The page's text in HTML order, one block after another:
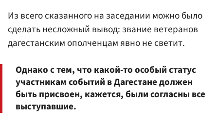
Из всего сказанного на заседании можно было
сделать несложный вывод: звание ветеранов
дагестанским ополченцам явно не светит.
Однако с тем, что какой-то особый статус
участникам событий в Дагестане должен
быть присвоен, кажется, были согласны все
выступавшие.